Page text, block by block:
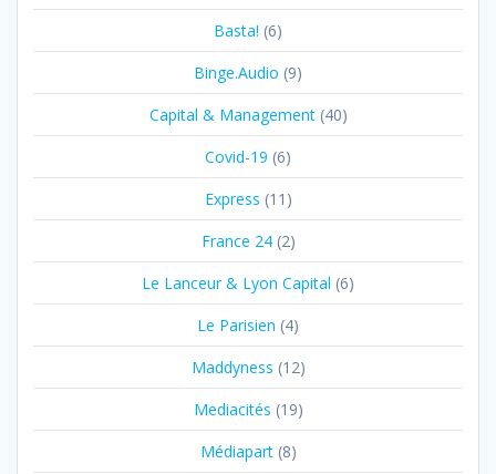
Basta! (6)
Binge.Audio (9)
Capital & Management(40)
Covid-19 (6)
Express (11)
France 24(2)
Le Lanceur & Lyon Capital (6)
Le Parisien (4)
Maddyness (12)
Mediacités (19)
Médiapart(8)